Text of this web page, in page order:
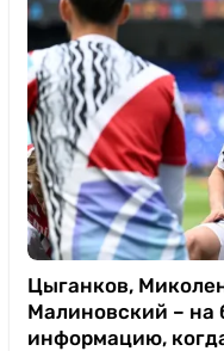
Цыганков,
Малиновский – на
информацию,